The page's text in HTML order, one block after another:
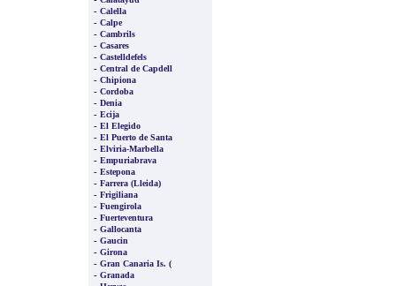
- Calella
- Calpe
- Cambrils
- Casares
- Castelldefels
- Central de Capdell
- Chipiona
- Cordoba
- Denia
- Ecija
- El Elegido
- El Puerto de Santa
- Elviria-Marbella
- Empuriabrava
- Estepona
- Farrera (Lleida)
- Frigiliana
- Fuengirola
- Fuerteventura
- Gallocanta
- Gaucin
- Girona
- Gran Canaria Is. (
- Granada